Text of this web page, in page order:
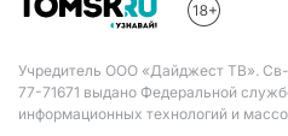
Учредитель ООО «Дайджест ТВ».
77-71671 выдано Федеральной
информационных технологий и